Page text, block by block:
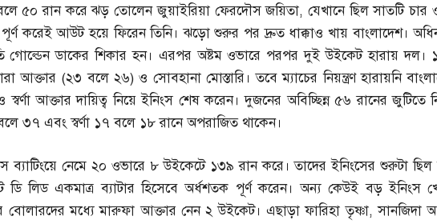
৫০ রান করে ঝড় তোলেন জুয়াইরিয়া ফেরদৌস জয়িতা, যেখানে ছিল সাতটি চার
পূর্ণ করেই আউট হয়ে ফিরেন তিনি। ঝড়ো শুরুর পর দ্রুত ধাক্কাও খায় বাংলাদেশ।
গোল্ডেন ডাকের শিকার হন। এরপর অষ্টম ওভারে পরপর দুই উইকেট হারায় দল।
আক্তার (২৩ বলে ২৬)ও সোবহানা মোস্তারি। তবে ম্যাচের নিয়ন্ত্রণ হারায়নি
আক্তার দায়িত্ব নিয়ে ইনিংস শেষ করেন। দুজনের অবিচ্ছিন্ন ৫৬ রানের জুটিতে
৩৭ এবং স্বর্ণা ১৭ বলে ১৮ রানে অপরাজিত থাকেন।
ব্যাটিংয়ে নেমে ২০ ওভারে ৮ উইকেটে ১৩৯ রান করে। তাদের ইনিংসের শুরুটা ছিল
ডি লিড একমাত্র ব্যাটার হিসেবে অর্ধশতক পূর্ণ করেন। অন্য কেউই বড় ইনিংস
বোলারদের মধ্যে মারুফা আক্তার নেন ২ উইকেট। এছাড়া ফারিহা তৃষ্ণা,সানজিদা